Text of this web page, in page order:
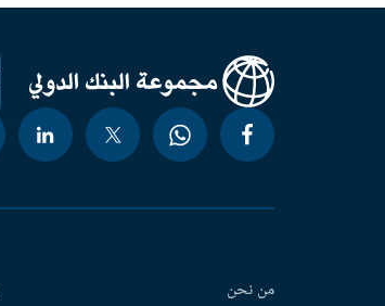
من نحن